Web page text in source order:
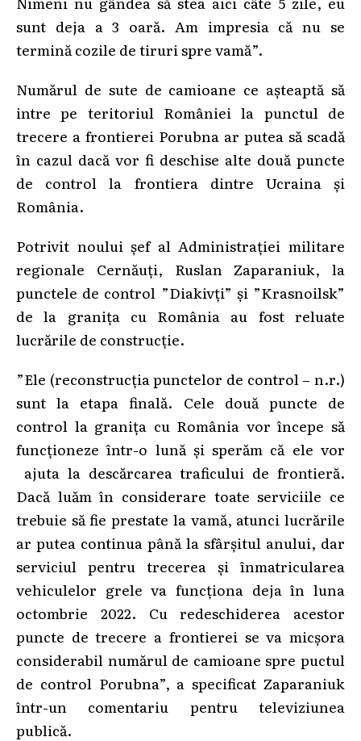
sunt deja a 3 oară. Am impresia că nu se
termină cozile de tiruri spre vamă”.
Numărul de sute de camioane ce așteaptă să
intre pe teritoriul României la punctul de
trecere a frontierei Porubna ar putea să scadă
în cazul dacă vor fi deschise alte două puncte
de control la frontiera dintre Ucraina și
România.
Potrivit noului șef al Administrației militare
regionale Cernăuți, Ruslan Zaparaniuk, la
punctele de control ”Diakivți” și ”Krasnoilsk”
de la granița cu România au fost reluate
lucrările de construcție.
”Ele (reconstrucția punctelor de control – n.r.)
sunt la etapa finală. Cele două puncte de
control la granița cu România vor începe să
funcționeze într-o lună și sperăm că ele vor
ajuta la descărcarea traficului de frontieră.
Dacă luăm în considerare toate serviciile ce
trebuie să fie prestate la vamă, atunci lucrările
ar putea continua până la sfârșitul anului, dar
serviciul pentru trecerea și înmatricularea
vehiculelor grele va funcționa deja în luna
octombrie 2022. Cu redeschiderea acestor
puncte de trecere a frontierei se va micșora
considerabil numărul de camioane spre puctul
de control Porubna”, a specificat Zaparaniuk
într-un comentariu pentru televiziunea
publică.